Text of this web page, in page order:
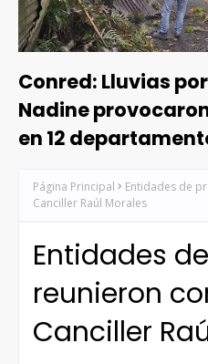
Conred: Lluvias
Nadine
en 12
Página Principal
Entidades de
Canciller Raúl Morales
Entidades
reunieron
Canciller